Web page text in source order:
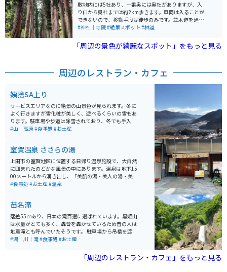
敷地内には5社あり、一番奥には奥社がありますが、入
り口から奥社までは約2km歩きます。車両は入ることが
できないので、移動手段は徒歩のみです。並木道を通っ
ていきますが、とても神秘的です。その並木道では以
もあり有名です。
#神社｜寺院#絶景スポット #林道
「周辺の景色が綺麗なスポット」をもっと見る
周辺のレストラン・カフェ
姨捨SA上り
サービスエリアなのに絶景の山景色が見られます。冬に
よく行きますが雪化粧が美しく、遊べるくらいの雪もあ
ります。駐車場や歩道は除雪されており、冬でも手入れ
が行き届いていると感じます。フードが美味しいのも嬉
#山｜高原#食事処 #お土産
室賀温泉 ささらの湯
上田市の室賀地区に位置する日帰り温泉施設で、大自然
に囲まれたのどかな風景の中にあります。温泉は地下15
00メートルから湧き出し、「美肌の湯・美人の湯・美粧
水の湯」の名で知られています。水質は「単純硫黄泉」
露天風呂・サウナが併設されています。男女の入浴エリ
アは月代わりで交代します。飲泉所もあり、五感を使っ
て温泉を堪能することができます。 営業時間は朝風呂が
5時から8時（最終受付7時30分、入浴は7時45分ま
で）、昼・夜風呂が10時から21時（最終受付20時20
所も併設されており、一日ゆっくり楽しむことができま
#食事処 #お土産#温泉
苗名滝
落差55ｍあり、日本の滝百選に選ばれています。黒姫山
は水量がとても多く、轟音を轟かせているため昔の人は
地震滝とも呼んでいたそうです。 駐車場から吊橋を渡り
徒歩で約15分程です。雪解けの季節5月～8月は水量が多
#湖｜川｜滝#食事処 #お土産
「周辺のレストラン・カフェ」をもっと見る